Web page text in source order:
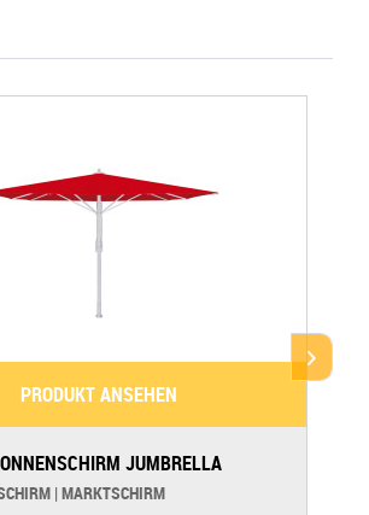
PRODUKT ANSEHEN
JUMBRELLA
| MARKTSCHIRM